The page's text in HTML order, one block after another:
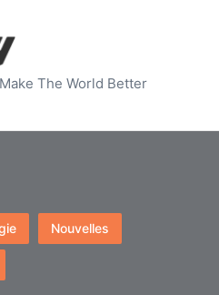
The World Better
Nouvelles